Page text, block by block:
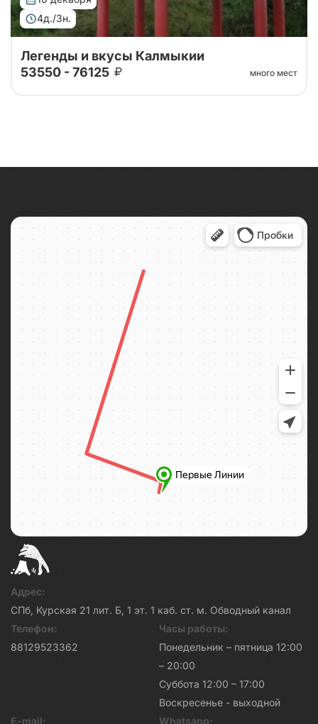
4д./3н.
Легенды и вкусы Калмыкии
53550 - 76125
много мест
Адрес:
СПб, Курская 21 лит. Б, 1 эт. 1 каб. ст. м. Обводный канал
Телефон:
88129523362
Часы работы:
Понедельник – пятница 12:00
– 20:00
Суббота 12:00 – 17:00
Воскресенье - выходной
E-mail:
Whatsapp: